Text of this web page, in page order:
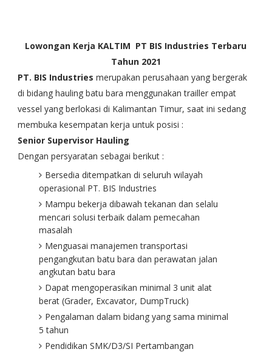
Lowongan Kerja KALTIM PT BIS Industries Terbaru
Tahun 2021
PT. BIS Industries merupakan perusahaan yang bergerak
di bidang hauling batu bara menggunakan trailler empat
vessel yang berlokasi di Kalimantan Timur, saat ini sedang
membuka kesempatan kerja untuk posisi :
Senior Supervisor Hauling
Dengan persyaratan sebagai berikut :
Bersedia ditempatkan di seluruh wilayah
operasional PT. BIS Industries
Mampu bekerja dibawah tekanan dan selalu
mencari solusi terbaik dalam pemecahan
masalah
Menguasai manajemen transportasi
pengangkutan batu bara dan perawatan jalan
angkutan batu bara
Dapat mengoperasikan minimal 3 unit alat
berat (Grader, Excavator, DumpTruck)
Pengalaman dalam bidang yang sama minimal
5 tahun
Pendidikan SMK/D3/SI Pertambangan